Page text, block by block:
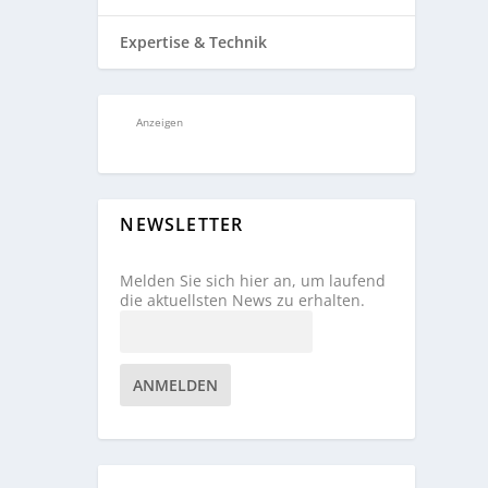
Expertise & Technik
Anzeigen
NEWSLETTER
Melden Sie sich hier an, um laufend
die aktuellsten News zu erhalten.
ANMELDEN